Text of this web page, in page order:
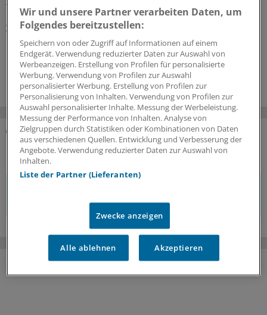
Teilen Eltern ihre Elternzeit in mehrere Abschnitte auf,
greift der „vorwirkende Kündigungsschutz“ von acht
Wochen vor jedem einzelnen Abschnitt, sagen die
Erfurter Richter.
19.06.2026
KOMMENTARE
verfassen zu können.
Wir und unsere Partner verarbeiten Daten, um
Folgendes bereitzustellen:
Speichern von oder Zugriff auf Informationen auf einem
Endgerät. Verwendung reduzierter Daten zur Auswahl von
Werbeanzeigen. Erstellung von Profilen für personalisierte
Werbung. Verwendung von Profilen zur Auswahl
personalisierter Werbung. Erstellung von Profilen zur
Personalisierung von Inhalten. Verwendung von Profilen zur
Auswahl personalisierter Inhalte. Messung der Werbeleistung.
Messung der Performance von Inhalten. Analyse von
Zielgruppen durch Statistiken oder Kombinationen von Daten
aus verschiedenen Quellen. Entwicklung und Verbesserung der
Angebote. Verwendung reduzierter Daten zur Auswahl von
Inhalten.
Liste der Partner (Lieferanten)
Zwecke anzeigen
Alle ablehnen Akzeptieren